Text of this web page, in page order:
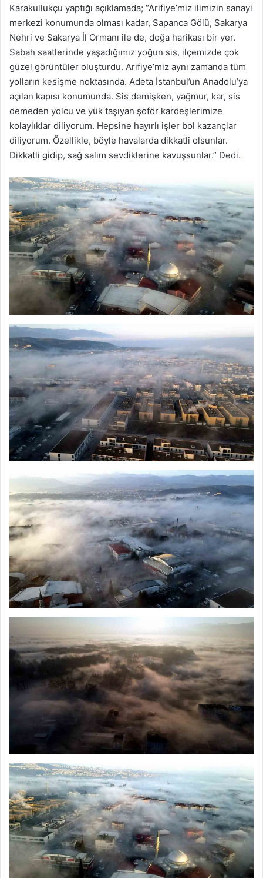
Karakullukçu yaptığı açıklamada; “Arifiye’miz ilimizin sanayi
merkezi konumunda olması kadar, Sapanca Gölü, Sakarya
Nehri ve Sakarya İl Ormanı ile de, doğa harikası bir yer.
Sabah saatlerinde yaşadığımız yoğun sis, ilçemizde çok
güzel görüntüler oluşturdu. Arifiye’miz aynı zamanda tüm
yolların kesişme noktasında. Adeta İstanbul’un Anadolu’ya
açılan kapısı konumunda. Sis demişken, yağmur, kar, sis
demeden yolcu ve yük taşıyan şoför kardeşlerimize
kolaylıklar diliyorum. Hepsine hayırlı işler bol kazançlar
diliyorum. Özellikle, böyle havalarda dikkatli olsunlar.
Dikkatli gidip, sağ salim sevdiklerine kavuşsunlar.” Dedi.